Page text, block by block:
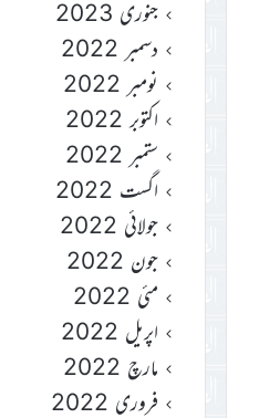
جنوری 2023
دسمبر 2022
نومبر 2022
اکتوبر 2022
ستمبر 2022
اگست 2022
جولائی 2022
جون 2022
مئی 2022
اپریل 2022
مارچ 2022
فروری 2022